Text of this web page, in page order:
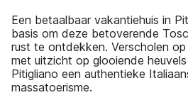
Een betaalbaar vakantiehuis in
basis om deze betoverende
rust te ontdekken. Verscholen
met uitzicht op glooiende
Pitigliano een authentieke
massatoerisme.